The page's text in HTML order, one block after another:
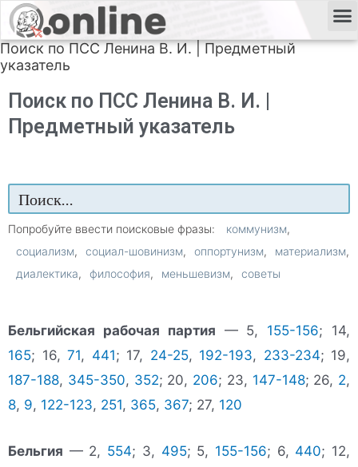
Поиск по ПСС Ленина В. И. | Предметный
указатель
Поиск по ПСС Ленина В. И. |
Предметный указатель
Попробуйте ввести поисковые фразы:
коммунизм
социализм
социал-шовинизм оппортунизм
материализм
диалектика
философия меньшевизм советы
Бельгийская рабочая партия — 5, 155-156; 14,
165; 16, 71, 441; 17, 24-25, 192-193, 233-234; 19,
187-188, 345-350, 352; 20, 206; 23, 147-148; 26, 2,
8, 9, 122-123, 251, 365, 367; 27, 120
Бельгия — 2, 554; 3, 495; 5, 155-156; 6, 440; 12,